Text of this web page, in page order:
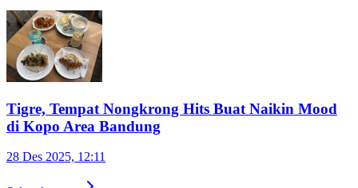
Tigre, Tempat Nongkrong Hits Buat Naikin Mood
di Kopo Area Bandung
28 Des 2025, 12:11